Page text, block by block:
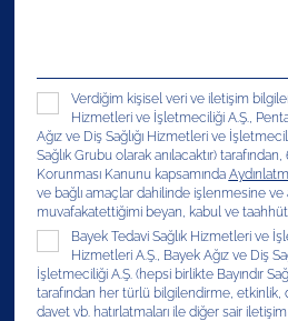
Verdiğim kişisel veri ve iletişim
Hizmetleri ve İşletmeciliği A.Ş.,
Ağız ve Diş Sağlığı Hizmetleri ve
Sağlık Grubu olarak anılacaktır)
Korunması Kanunu kapsamında
ve bağlı amaçlar dahilinde işlenmesine ve
muvafakatettiğimi beyan, kabul ve
Bayek Tedavi Sağlık Hizmetleri ve
Hizmetleri A.Ş., Bayek Ağız ve Diş
İşletmeciliği A.Ş. (hepsi birlikte Bayındır
tarafından her türlü bilgilendirme, etkinlik,
davet vb. hatırlatmaları ile diğer sair iletişim